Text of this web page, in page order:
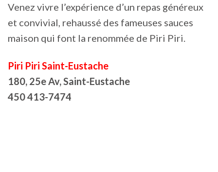
Venez vivre l’expérience d’un repas généreux
et convivial, rehaussé des fameuses sauces
maison qui font la renommée de Piri Piri.
Piri Piri Saint-Eustache
180, 25e Av, Saint-Eustache
450 413-7474